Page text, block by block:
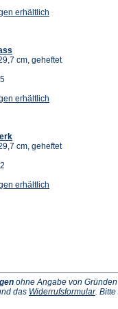
erhältlich
cm, geheftet
erhältlich
cm, geheftet
erhältlich
ohne Angabe von
das Widerrufsformular.